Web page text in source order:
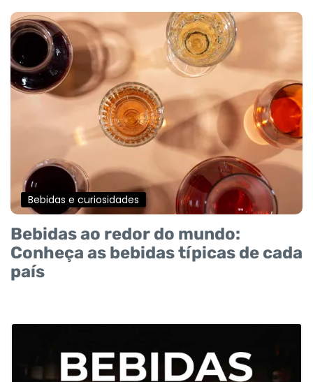
Bebidas e curiosidades
Bebidas ao redor do mundo:
Conheça as bebidas típicas de cada
país